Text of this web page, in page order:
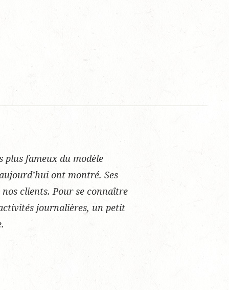
plus fameux du modèle
ont montré. Ses
clients. Pour se connaître
journalières, un petit